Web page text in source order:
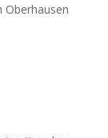
Oberhausen